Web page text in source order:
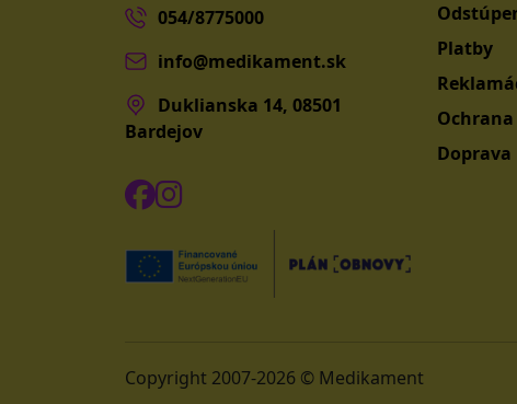
054/8775000
info@medikament.sk
Duklianska 14, 08501
Bardejov
Platby
Doprava
Copyright 2007-2026 © Medikament